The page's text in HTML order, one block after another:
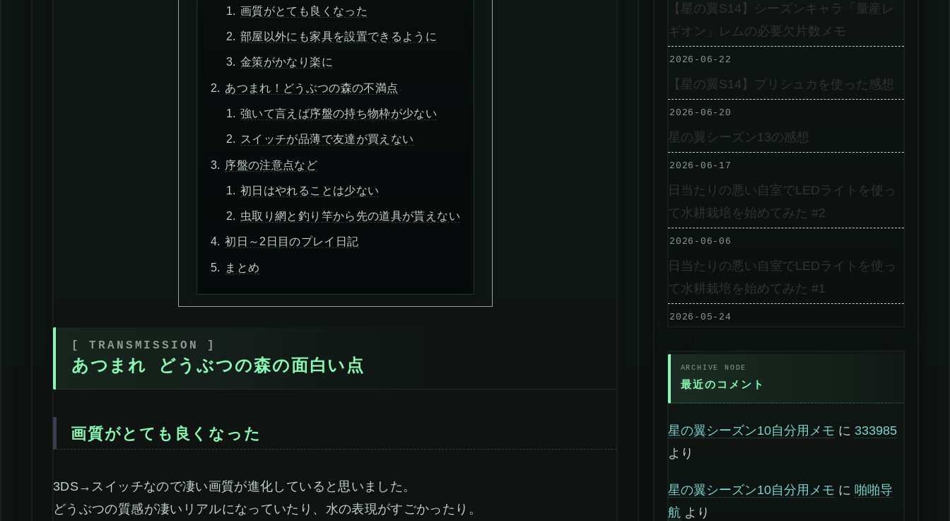
画質がとても良くなった
部屋以外にも家具を設置できるように
金策がかなり楽に
あつまれ！どうぶつの森の不満点
強いて言えば序盤の持ち物枠が少ない
スイッチが品薄で友達が買えない
序盤の注意点など
初日はやれることは少ない
虫取り網と釣り竿から先の道具が貰えない
初日～2日目のプレイ日記
まとめ
あつまれ どうぶつの森の面白い点
画質がとても良くなった
3DS→スイッチなので凄い画質が進化していると思いました。
どうぶつの質感が凄いリアルになっていたり、水の表現がすごかったり。
【星の翼S14】シーズンキャラ「量産レ
ギオン」レムの必要欠片数メモ
2026-06-22
【星の翼S14】プリシュカを使った感想
2026-06-20
星の翼シーズン13の感想
2026-06-17
日当たりの悪い自室でLEDライトを使っ
て水耕栽培を始めてみた #2
2026-06-06
日当たりの悪い自室でLEDライトを使っ
て水耕栽培を始めてみた #1
2026-05-24
最近のコメント
星の翼シーズン10自分用メモ に 333985
より
星の翼シーズン10自分用メモ に 啪啪导
航 より